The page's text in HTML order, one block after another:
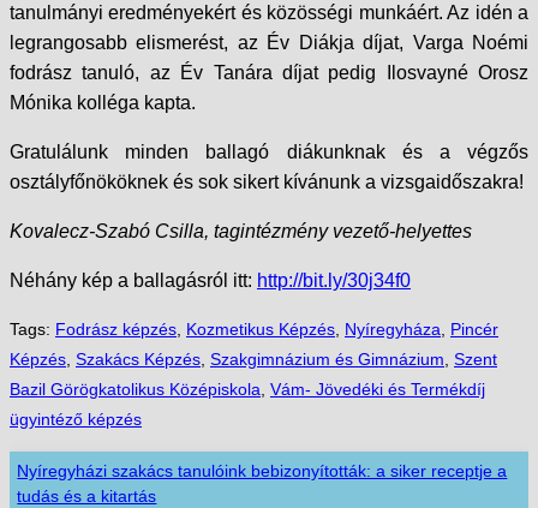
tanulmányi eredményekért és közösségi munkáért. Az idén a
legrangosabb elismerést, az Év Diákja díjat, Varga Noémi
fodrász tanuló, az Év Tanára díjat pedig Ilosvayné Orosz
Mónika kolléga kapta.
Gratulálunk minden ballagó diákunknak és a végzős
osztályfőnököknek és sok sikert kívánunk a vizsgaidőszakra!
Kovalecz-Szabó Csilla, tagintézmény vezető-helyettes
Néhány kép a ballagásról itt: http://bit.ly/30j34f0
Tags: Fodrász képzés Kozmetikus Képzés Nyíregyháza
Pincér
Képzés Szakács Képzés Szakgimnázium és Gimnázium Szent
Bazil Görögkatolikus Középiskola Vám- Jövedéki és Termékdíj
ügyintéző képzés
Nyíregyházi szakács tanulóink bebizonyították: a siker receptje a
tudás és a kitartás